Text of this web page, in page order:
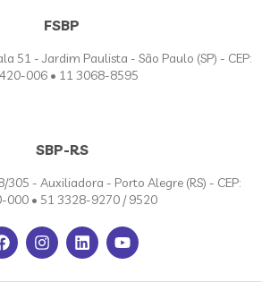
FSBP
51 - Jardim Paulista - São Paulo (SP) - CEP:
006 • 11 3068-8595
SBP-RS
305 - Auxiliadora - Porto Alegre (RS) - CEP:
000 • 51 3328-9270 / 9520